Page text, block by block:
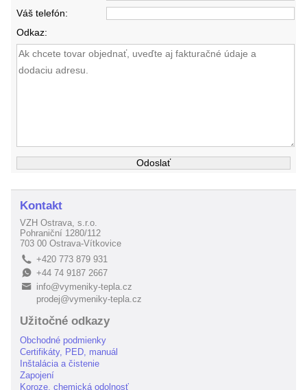
Váš telefón:
Odkaz:
Kontakt
VZH Ostrava, s.r.o.
Pohraniční 1280/112
703 00 Ostrava-Vítkovice
L +420 773 879 931
E+44 74 9187 2667
B
info@vymeniky-tepla.cz
prodej@vymeniky-tepla.cz
Užitočné odkazy
Obchodné podmienky
Certifikáty, PED, manuál
Inštalácia a čistenie
Zapojení
Koroze, chemická odolnosť